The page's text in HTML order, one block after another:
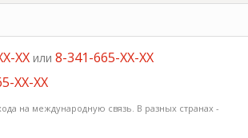
XX или 8-341-665-XX-XX
XX-XX
на международную связь. В разных странах -